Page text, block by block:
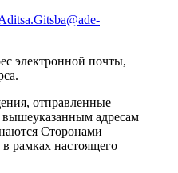
электронной почты,
отправленные
адресам
Сторонами
рамках настоящего